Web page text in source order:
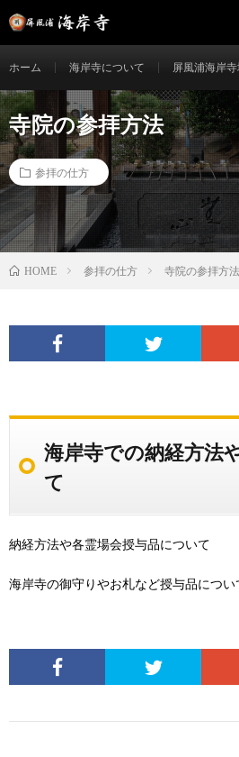
ホーム 海岸寺について 屏風浦海岸
寺院の参拝方法
参拝の仕方
HOME 参拝の仕方 寺院の参拝方法
海岸寺での納経方法
て
納経方法や各霊場会授与品について
海岸寺の御守りやお札など授与品につい